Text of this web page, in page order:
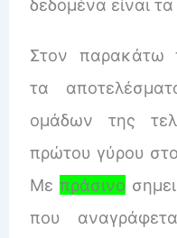
δεδομένα είναι
Στον παρακάτω
τα
ομάδων της
πρώτου γύρου
Μεπράσινο
που